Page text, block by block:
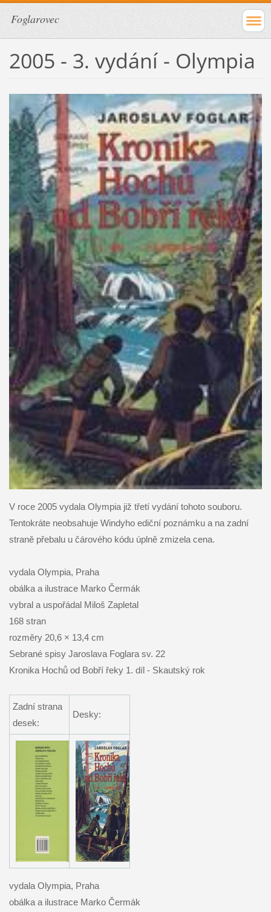
Foglarovec
2005 - 3. vydání - Olympia
V roce 2005 vydala Olympia již třetí vydání tohoto souboru.
Tentokráte neobsahuje Windyho ediční poznámku a na zadní
straně přebalu u čárového kódu úplně zmizela cena.
vydala Olympia, Praha
obálka a ilustrace Marko Čermák
vybral a uspořádal Miloš Zapletal
168 stran
rozměry 20,6 × 13,4 cm
Sebrané spisy Jaroslava Foglara sv. 22
Kronika Hochů od Bobří řeky 1. díl - Skautský rok
Zadní strana
desek:
Desky:
vydala Olympia, Praha
obálka a ilustrace Marko Čermák